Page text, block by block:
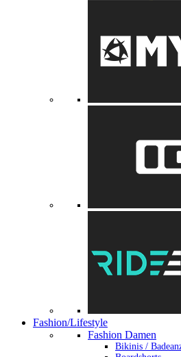
Fashion/Lifestyle
Fashion Damen
Bikinis /